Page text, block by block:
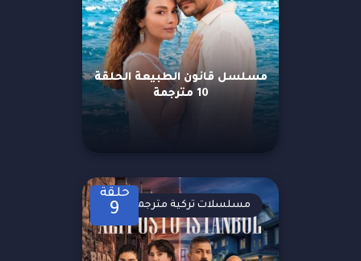
مسلسل قانون الطبيعة الحلقة
10 مترجمة
حلقة
9 مسلسلات تركية مترجمة